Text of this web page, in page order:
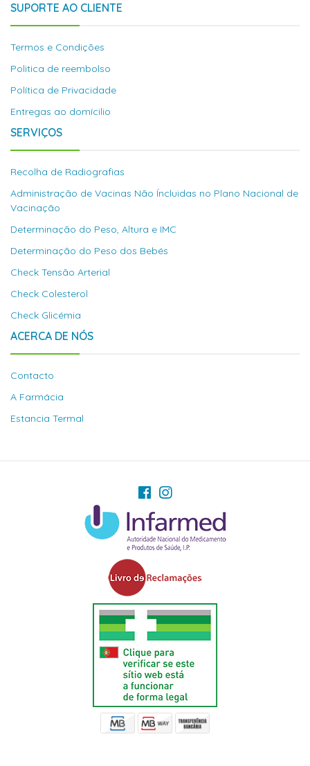
SUPORTE AO CLIENTE
Termos e Condições
Politica de reembolso
Política de Privacidade
Entregas ao domícilio
SERVIÇOS
Recolha de Radiografias
Administração de Vacinas Não Íncluidas no Plano Nacional de
Vacinação
Determinação do Peso, Altura e IMC
Determinação do Peso dos Bebés
Check Tensão Arterial
Check Colesterol
Check Glicémia
ACERCA DE NÓS
Contacto
A Farmácia
Estancia Termal